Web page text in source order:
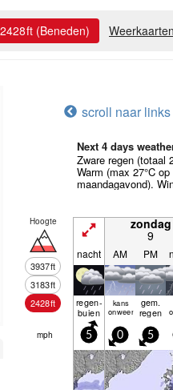
2428ft (Beneden) Weerkaarten
scroll naar
Next 4 days
Zware regen (totaal
Warm (max 27°C
maandagavond).
Hoogte
3937ft
3183ft
2428ft
zondag
9
nacht AM PM
regen­
buien
kans
onweer
gem.
regen
mph 5 0 5